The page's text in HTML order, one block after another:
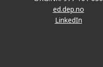
ed.dep.no
LinkedIn